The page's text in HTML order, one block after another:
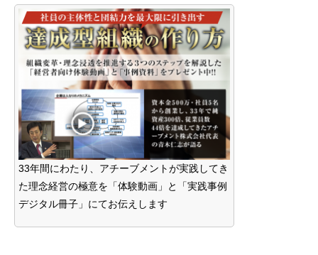
33年間にわたり、アチーブメントが実践してき
た理念経営の極意を「体験動画」と「実践事例
デジタル冊子」にてお伝えします